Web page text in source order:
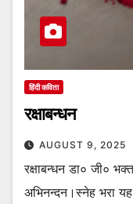
हिंदी कविता
रक्षाबन्धन
AUGUST 9, 2025
रक्षाबन्धन डा० जी०
अभिनन्दन।स्नेह भरा